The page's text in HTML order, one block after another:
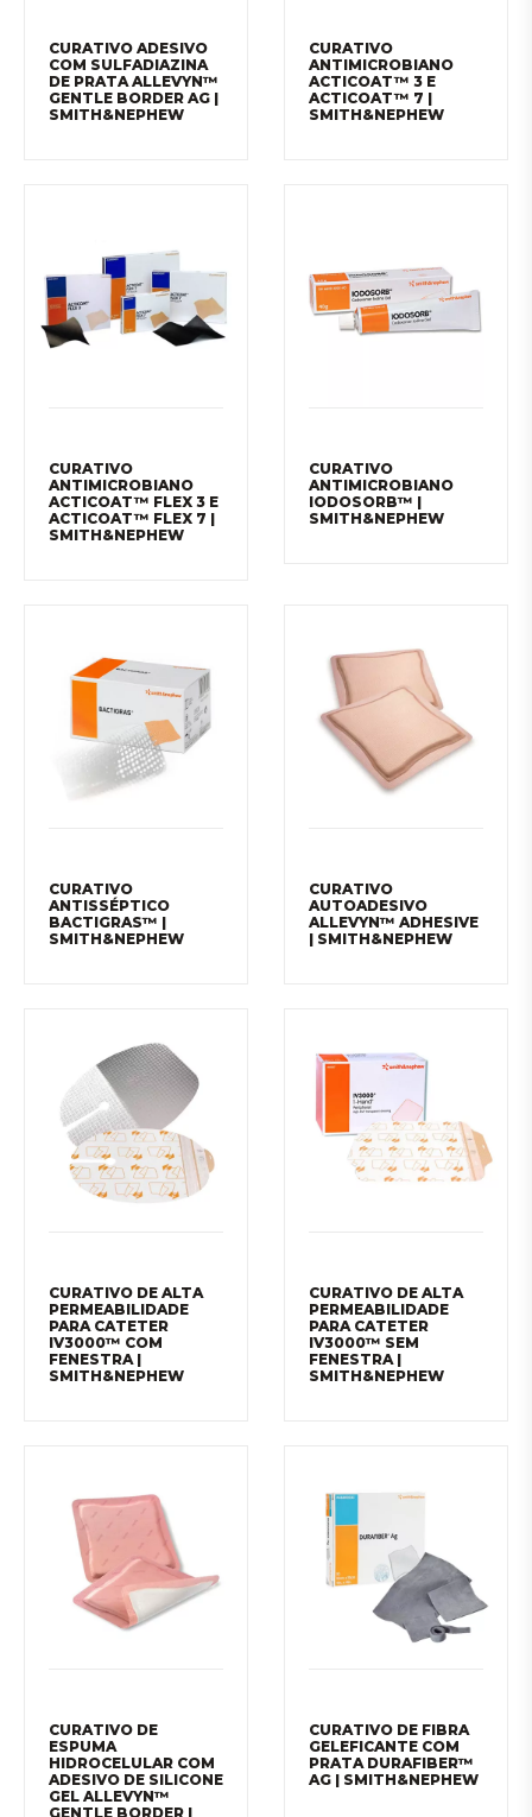
CURATIVO ADESIVO
COM SULFADIAZINA
DE PRATA ALLEVYN™
GENTLE BORDER AG |
SMITH&NEPHEW
CURATIVO
ANTIMICROBIANO
ACTICOAT™ 3 E
ACTICOAT™ 7 |
SMITH&NEPHEW
CURATIVO
ANTIMICROBIANO
ACTICOAT™ FLEX 3 E
ACTICOAT™ FLEX 7 |
SMITH&NEPHEW
CURATIVO
ANTIMICROBIANO
IODOSORB™ |
SMITH&NEPHEW
CURATIVO
ANTISSÉPTICO
BACTIGRAS™ |
SMITH&NEPHEW
CURATIVO
AUTOADESIVO
ALLEVYN™ ADHESIVE
| SMITH&NEPHEW
CURATIVO DE ALTA
PERMEABILIDADE
PARA CATETER
IV3000™ COM
FENESTRA |
SMITH&NEPHEW
CURATIVO DE ALTA
PERMEABILIDADE
PARA CATETER
IV3000™ SEM
FENESTRA |
SMITH&NEPHEW
CURATIVO DE
ESPUMA
HIDROCELULAR COM
ADESIVO DE SILICONE
GEL ALLEVYN™
GENTLE BORDER |
CURATIVO DE FIBRA
GELEFICANTE COM
PRATA DURAFIBER™
AG | SMITH&NEPHEW